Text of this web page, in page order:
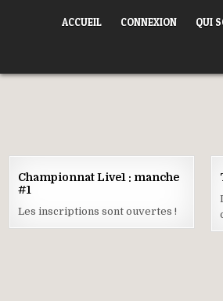
ORLÉANS POKER CLUB
ACCUEIL CONNEXION QUI
16
Championnat Live1 : manche
#1
Les inscriptions sont ouvertes !